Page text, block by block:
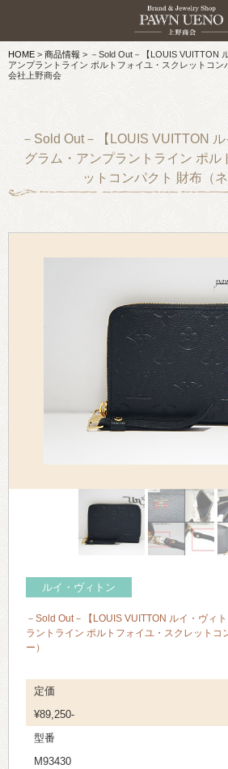
HOME > 商品情報> －Sold Out－【LOUIS VUITTON
アンプラントライン ポルトフォイユ・スクレットコ
会社上野商会
－Sold Out－【LOUIS VUITTON
グラム・アンプラントライン ポル
ットコンパクト 財布（
ルイ・ヴィトン
－Sold Out－【LOUIS VUITTON ルイ・ヴィ
ラントライン ポルトフォイユ・スクレットコ
ー）
定価
¥89,250-
型番
M93430
> 初めての方
> 預けたい
> 売りたい方
> 買いたい
> 取り扱い
> 商品情報
> お知らせ
> キャンペ
> 会社概要
> アクセス
> 古物営業